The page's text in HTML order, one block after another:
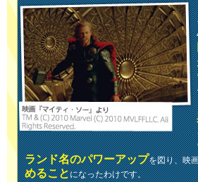
ランド名のパワーアップを図り、映
めることになったわけです。